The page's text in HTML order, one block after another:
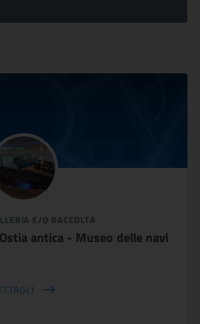
E/O RACCOLTA
antica - Museo delle navi